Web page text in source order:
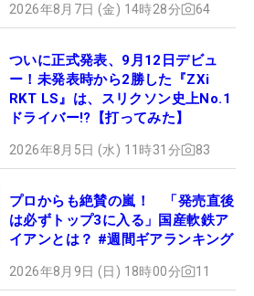
2026年8月7日 (金) 14時28分 64
ついに正式発表、9月12日デビュ
ー！未発表時から2勝した『ZXi
RKT LS』は、スリクソン史上No.1
ドライバー!?【打ってみた】
2026年8月5日 (水) 11時31分 83
プロからも絶賛の嵐！ 「発売直後
は必ずトップ3に入る」国産軟鉄ア
イアンとは？ #週間ギアランキング
2026年8月9日 (日) 18時00分 11